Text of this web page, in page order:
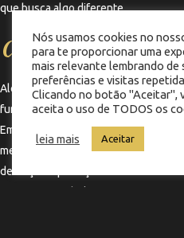
que busca algo diferente.
Cuidado e
Além de escolher o corte ideal, a
fundamental para garantir que o
Em São José SC, os barbeiros têm
melhores produtos e técnicas de
definição e proteção térmica. Essa
Nós usamos cookies no
para te proporcionar uma
mais relevante lembrando de
preferências e visitas
Clicando no botão "Aceitar",
aceita o uso de TODOS os
leia mais Aceitar